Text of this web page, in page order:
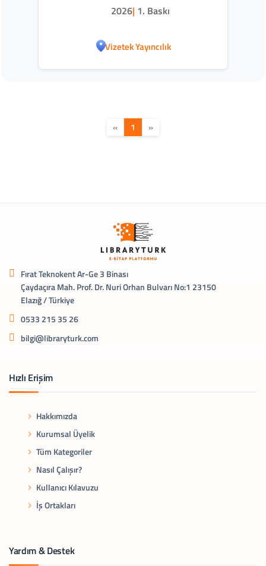
2026| 1. Baskı
Vizetek Yayıncılık
« 1 »
Fırat Teknokent Ar-Ge 3 Binası
Çaydaçıra Mah. Prof. Dr. Nuri Orhan Bulvarı No:1 23150
Elazığ / Türkiye
0533 215 35 26
bilgi@libraryturk.com
Hızlı Erişim
Hakkımızda
Kurumsal Üyelik
Tüm Kategoriler
Nasıl Çalışır?
Kullanıcı Kılavuzu
İş Ortakları
Yardım & Destek